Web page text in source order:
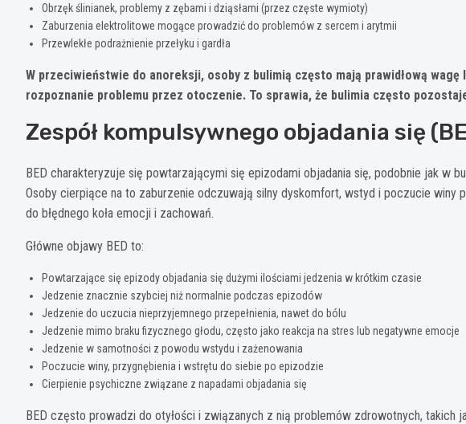
Obrzęk ślinianek, problemy z zębami i dziąsłami (przez częste wymioty)
Zaburzenia elektrolitowe mogące prowadzić do problemów z sercem i arytmii
Przewlekłe podrażnienie przełyku i gardła
W przeciwieństwie do anoreksji, osoby z bulimią często mają prawidłową
rozpoznanie problemu przez otoczenie. To sprawia, że bulimia często
Zespół kompulsywnego objadania się
BED charakteryzuje się powtarzającymi się epizodami objadania się, podobnie jak w
Osoby cierpiące na to zaburzenie odczuwają silny dyskomfort, wstyd i poczucie winy
do błędnego koła emocji i zachowań.
Główne objawy BED to:
Powtarzające się epizody objadania się dużymi ilościami jedzenia w krótkim czasie
Jedzenie znacznie szybciej niż normalnie podczas epizodów
Jedzenie do uczucia nieprzyjemnego przepełnienia, nawet do bólu
Jedzenie mimo braku fizycznego głodu, często jako reakcja na stres lub negatywne emocje
Jedzenie w samotności z powodu wstydu i zażenowania
Poczucie winy, przygnębienia i wstrętu do siebie po epizodzie
Cierpienie psychiczne związane z napadami objadania się
BED często prowadzi do otyłości i związanych z nią problemów zdrowotnych, takich